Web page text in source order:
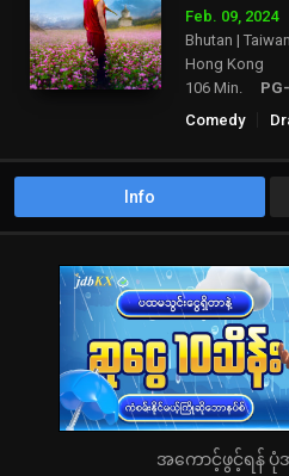
Feb. 09, 2024
Bhutan |
Hong Kong
106 Min.
Comedy
Info
အကောင့်ဖွင့်ရန် ပုံ